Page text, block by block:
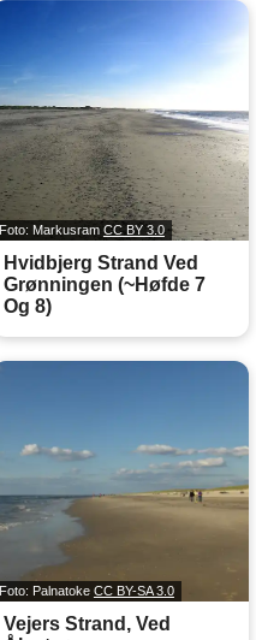
Foto: Markusram CC BY 3.0
Hvidbjerg Strand Ved
Grønningen (~Høfde 7
Og 8)
Foto: Palnatoke CC BY-SA 3.0
Vejers Strand, Ved